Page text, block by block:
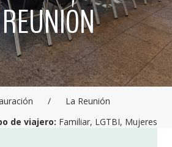
/
La Reunión
de viajero: Familiar, LGTBI, Mujeres